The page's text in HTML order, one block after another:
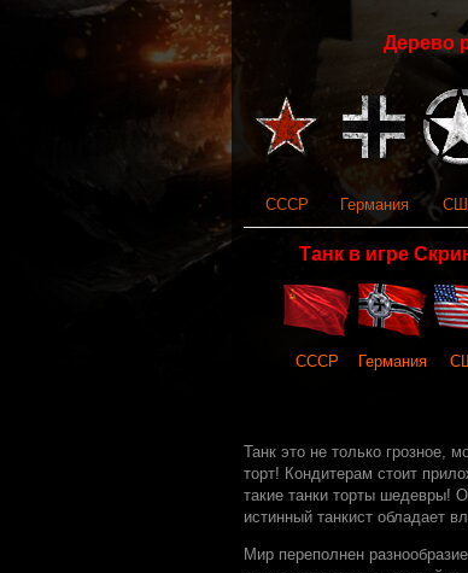
Дерево
СССР Германия
Танк в игре
СССР Германия
Танк это не только грозное,
торт! Кондитерам стоит
такие танки торты шедевры!
истинный танкист обладает
Мир переполнен